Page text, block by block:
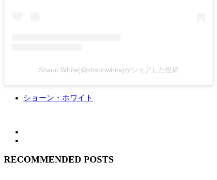
Shaun White(@shaunwhite)がシェアした投稿
ショーン・ホワイト
RECOMMENDED POSTS